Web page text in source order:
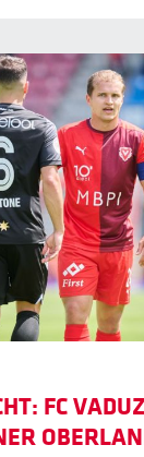
FC